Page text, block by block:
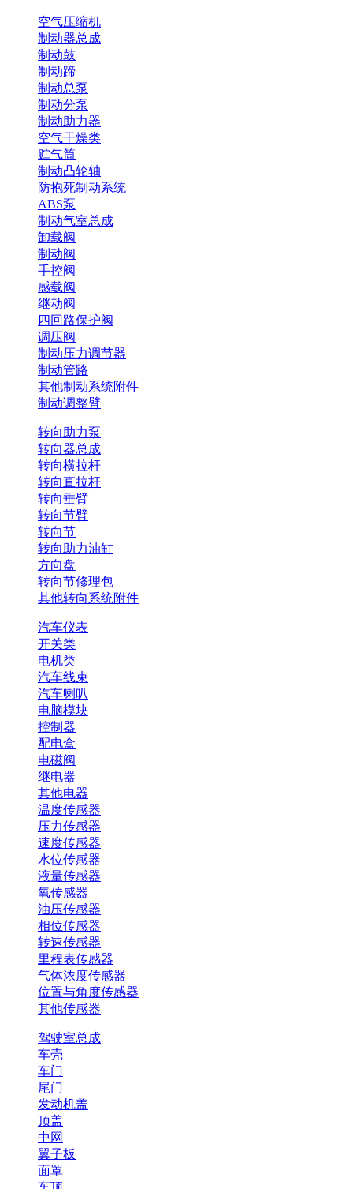
空气压缩机
制动器总成
制动鼓
制动蹄
制动总泵
制动分泵
制动助力器
空气干燥类
贮气筒
制动凸轮轴
防抱死制动系统
ABS泵
制动气室总成
卸载阀
制动阀
手控阀
感载阀
继动阀
四回路保护阀
调压阀
制动压力调节器
制动管路
其他制动系统附件
制动调整臂
转向助力泵
转向器总成
转向横拉杆
转向直拉杆
转向垂臂
转向节臂
转向节
转向助力油缸
方向盘
转向节修理包
其他转向系统附件
汽车仪表
开关类
电机类
汽车线束
汽车喇叭
电脑模块
控制器
配电盒
电磁阀
继电器
其他电器
温度传感器
压力传感器
速度传感器
水位传感器
液量传感器
氧传感器
油压传感器
相位传感器
转速传感器
里程表传感器
气体浓度传感器
位置与角度传感器
其他传感器
驾驶室总成
车壳
车门
尾门
发动机盖
顶盖
中网
翼子板
面罩